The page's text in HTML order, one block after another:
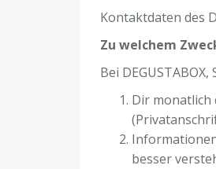
Kontaktdaten des
Zu welchem
Bei
Dir monatlich
besser